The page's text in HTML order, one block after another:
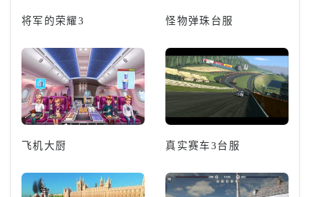
将军的荣耀3 怪物弹珠台服
飞机大厨 真实赛车3台服